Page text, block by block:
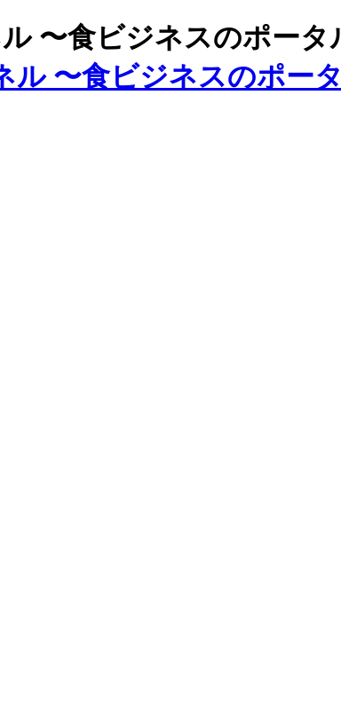
〜食ビジネスのポータ